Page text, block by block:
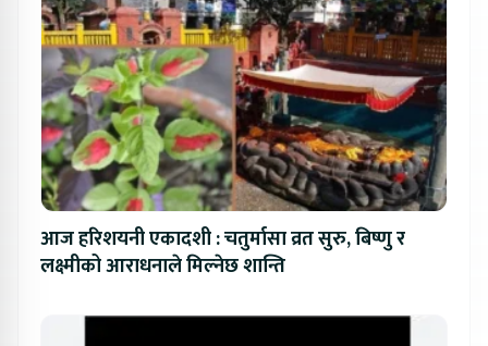
आज हरिशयनी एकादशी : चतुर्मासा व्रत सुरु, बिष्णु र
लक्ष्मीको आराधनाले मिल्नेछ शान्ति